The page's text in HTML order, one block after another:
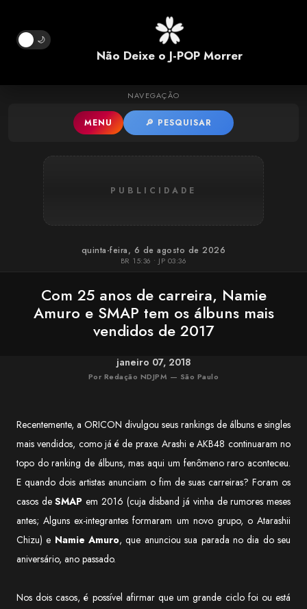
Pular para o conteúdo principal
🌙
Não Deixe o J-POP Morrer
NAVEGAÇÃO
MENU 🔎 PESQUISAR
PUBLICIDADE
quinta-feira, 6 de agosto de 2026
BR 15:36 • JP 03:36
Com 25 anos de carreira, Namie
Amuro e SMAP tem os álbuns mais
vendidos de 2017
janeiro 07, 2018
Por Redação NDJPM — São Paulo
Recentemente, a ORICON divulgou seus rankings de álbuns e singles
mais vendidos, como já é de praxe. Arashi e AKB48 continuaram no
topo do ranking de álbuns, mas aqui um fenômeno raro aconteceu.
E quando dois artistas anunciam o fim de suas carreiras? Foram os
casos deSMAP em 2016 (cuja disband já vinha de rumores meses
antes; Alguns ex-integrantes formaram um novo grupo, o Atarashii
Chizu) e Namie Amuro, que anunciou sua parada no dia do seu
aniversário, ano passado.
Nos dois casos, é possível afirmar que um grande ciclo foi ou está